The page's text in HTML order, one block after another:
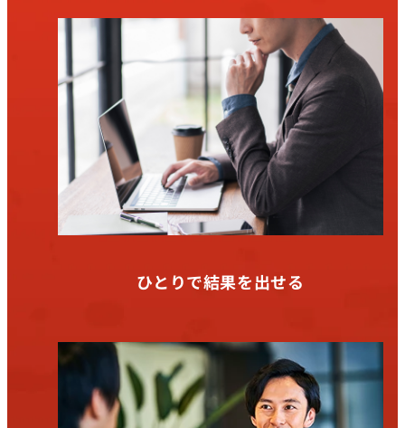
ひとりで結果を出せる